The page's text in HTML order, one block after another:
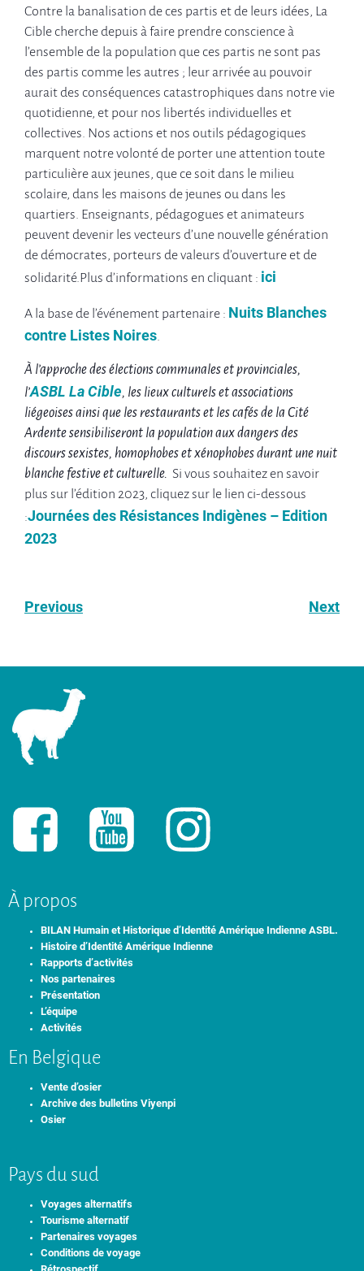
Contre la banalisation de ces partis et de leurs idées, La
Cible cherche depuis à faire prendre conscience à
l’ensemble de la population que ces partis ne sont pas
des partis comme les autres ; leur arrivée au pouvoir
aurait des conséquences catastrophiques dans notre vie
quotidienne, et pour nos libertés individuelles et
collectives. Nos actions et nos outils pédagogiques
marquent notre volonté de porter une attention toute
particulière aux jeunes, que ce soit dans le milieu
scolaire, dans les maisons de jeunes ou dans les
quartiers. Enseignants, pédagogues et animateurs
peuvent devenir les vecteurs d’une nouvelle génération
de démocrates, porteurs de valeurs d’ouverture et de
solidarité.Plus d’informations en cliquant : ici
A la base de l’événement partenaire : Nuits Blanches
contre Listes Noires.
À l’approche des élections communales et provinciales,
l’ASBL La Cible, les lieux culturels et associations
liégeoises ainsi que les restaurants et les cafés de la Cité
Ardente sensibiliseront la population aux dangers des
discours sexistes, homophobes et xénophobes durant une nuit
blanche festive et culturelle. Si vous souhaitez en savoir
plus sur l’édition 2023, cliquez sur le lien ci-dessous
:Journées des Résistances Indigènes – Edition
2023
Previous Next
À propos
BILAN Humain et Historique d’Identité Amérique Indienne ASBL.
Histoire d’Identité Amérique Indienne
Rapports d’activités
Nos partenaires
Présentation
L’équipe
Activités
En Belgique
Vente d’osier
Archive des bulletins Viyenpi
Osier
Pays du sud
Voyages alternatifs
Tourisme alternatif
Partenaires voyages
Conditions de voyage